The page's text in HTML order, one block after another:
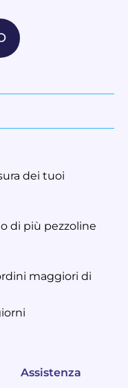
dei tuoi
di più pezzoline
maggiori di
Assistenza